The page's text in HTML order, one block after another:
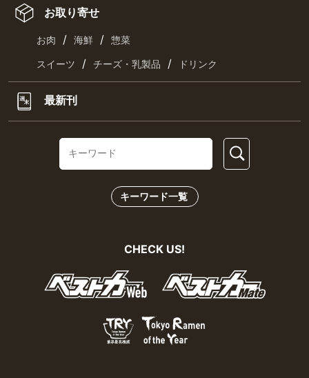
お取り寄せ
お肉 / 海鮮 / 惣菜
スイーツ / チーズ・乳製品 / ドリンク
最新刊
キーワード一覧
CHECK US!